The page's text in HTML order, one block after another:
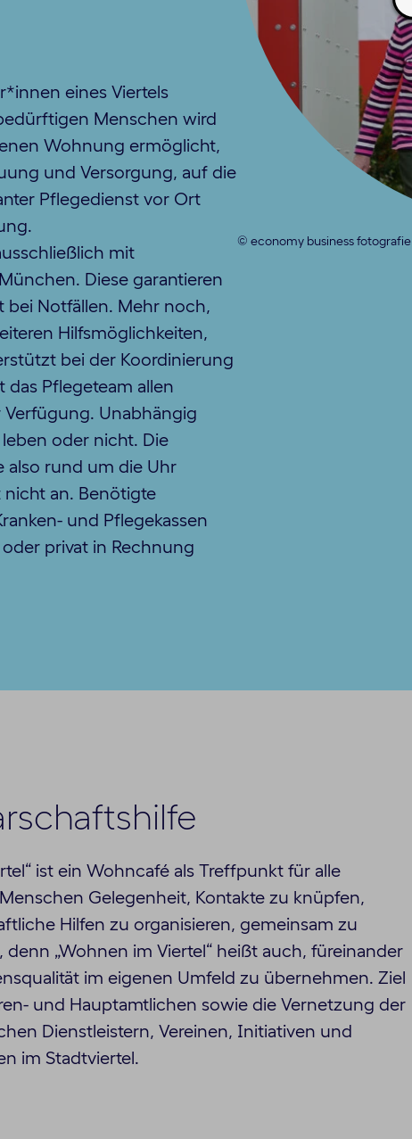
eines Viertels
Menschen wird
Wohnung ermöglicht,
und Versorgung, auf die
Pflegedienst vor Ort
mit
Diese garantieren
bei Notfällen. Mehr noch,
Hilfsmöglichkeiten,
bei der Koordinierung
Pflegeteam allen
Unabhängig
oder nicht. Die
also rund um die Uhr
nicht an. Benötigte
und Pflegekassen
privat in Rechnung
© economy business fotografie
ist ein Wohncafé als Treffpunkt für alle
Gelegenheit, Kontakte zu knüpfen,
Hilfen zu organisieren, gemeinsam zu
„Wohnen im Viertel“ heißt auch, füreinander
im eigenen Umfeld zu übernehmen. Ziel
und Hauptamtlichen sowie die Vernetzung der
Dienstleistern, Vereinen, Initiativen und
im Stadtviertel.